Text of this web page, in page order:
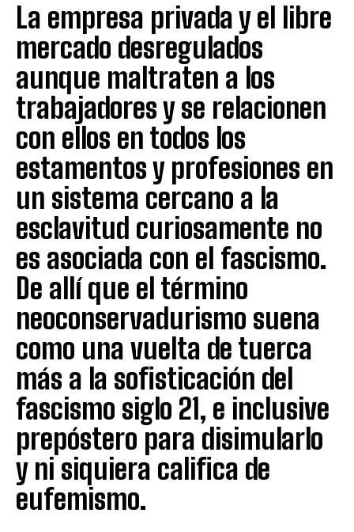
La empresa privada y el libre
mercado desregulados
aunque maltraten a los
trabajadores y se relacionen
con ellos en todos los
estamentos y profesiones en
un sistema cercano a la
esclavitud curiosamente no
es asociada con el fascismo.
De allí que el término
neoconservadurismo suena
como una vuelta de tuerca
más a la sofisticación del
fascismo siglo 21, e inclusive
prepóstero para disimularlo
y ni siquiera califica de
eufemismo.